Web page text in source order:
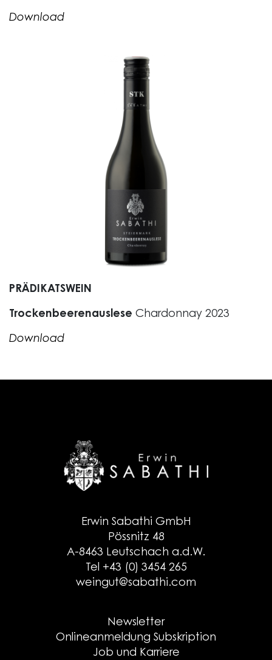
Download
PRÄDIKATSWEIN
Trockenbeerenauslese Chardonnay 2023
Download
Erwin Sabathi GmbH
Pössnitz 48
A-8463 Leutschach a.d.W.
Tel +43 (0) 3454 265
weingut@sabathi.com
Newsletter
Onlineanmeldung Subskription
Job und Karriere